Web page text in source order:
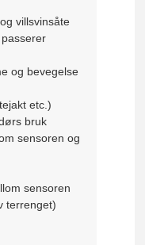
villsvinsåte
og bevegelse
etc.)
bruk
sensoren og
sensoren
terrenget)